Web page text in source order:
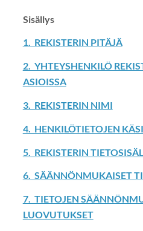
Sisällys
1. REKISTERIN PITÄJÄ
2. YHTEYSHENKILÖ
ASIOISSA
3. REKISTERIN NIMI
4. HENKILÖTIETOJEN
5. REKISTERIN
6. SÄÄNNÖNMUKAISET
7. TIETOJEN
LUOVUTUKSET